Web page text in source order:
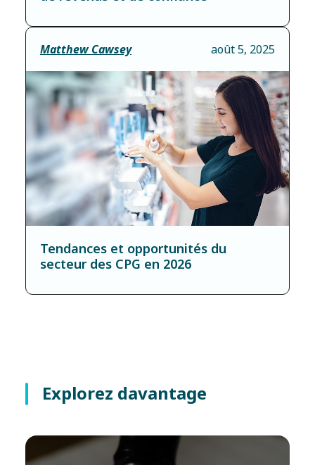
Matthew Cawsey août 5, 2025
Tendances et opportunités du
secteur des CPG en 2026
Explorez davantage